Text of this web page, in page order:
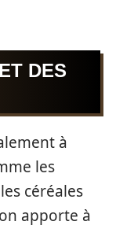
DES
à
les
céréales
apporte à